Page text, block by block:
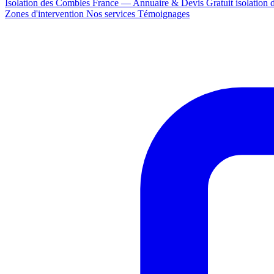
Isolation des Combles France — Annuaire & Devis Gratuit isolation
Zones d'intervention Nos services Témoignages